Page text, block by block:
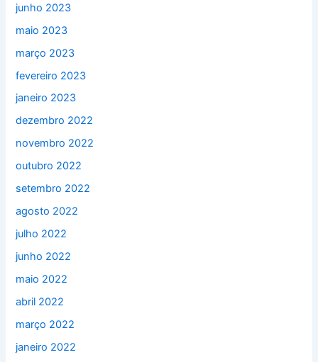
junho 2023
maio 2023
março 2023
fevereiro 2023
janeiro 2023
dezembro 2022
novembro 2022
outubro 2022
setembro 2022
agosto 2022
julho 2022
junho 2022
maio 2022
abril 2022
março 2022
janeiro 2022